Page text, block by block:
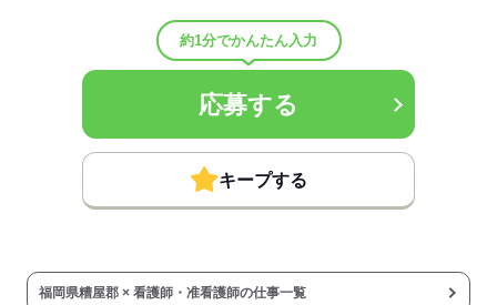
・昇給、給与：業績による
同行時は時給1,200円
応募する
約1分でかんたん入力
応募する
キープする
福岡県糟屋郡 × 看護師・准看護師の仕事一覧